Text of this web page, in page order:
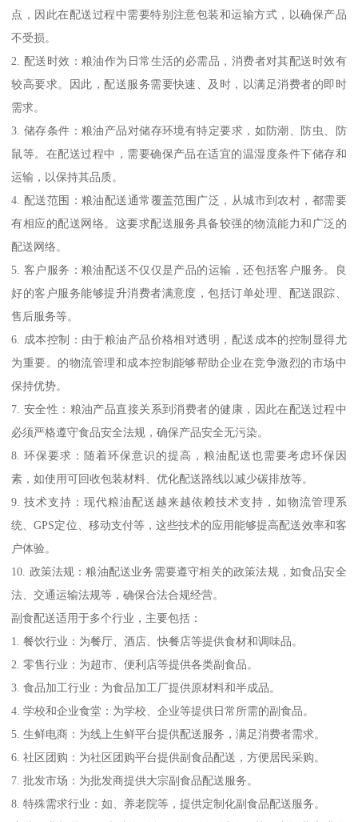
点，因此在配送过程中需要特别注意包装和运输方式，以确保产品
不受损。
2. 配送时效：粮油作为日常生活的必需品，消费者对其配送时效有
较高要求。因此，配送服务需要快速、及时，以满足消费者的即时
需求。
3. 储存条件：粮油产品对储存环境有特定要求，如防潮、防虫、防
鼠等。在配送过程中，需要确保产品在适宜的温湿度条件下储存和
运输，以保持其品质。
4. 配送范围：粮油配送通常覆盖范围广泛，从城市到农村，都需要
有相应的配送网络。这要求配送服务具备较强的物流能力和广泛的
配送网络。
5. 客户服务：粮油配送不仅仅是产品的运输，还包括客户服务。良
好的客户服务能够提升消费者满意度，包括订单处理、配送跟踪、
售后服务等。
6. 成本控制：由于粮油产品价格相对透明，配送成本的控制显得尤
为重要。的物流管理和成本控制能够帮助企业在竞争激烈的市场中
保持优势。
7. 安全性：粮油产品直接关系到消费者的健康，因此在配送过程中
必须严格遵守食品安全法规，确保产品安全无污染。
8. 环保要求：随着环保意识的提高，粮油配送也需要考虑环保因
素，如使用可回收包装材料、优化配送路线以减少碳排放等。
9. 技术支持：现代粮油配送越来越依赖技术支持，如物流管理系
统、GPS定位、移动支付等，这些技术的应用能够提高配送效率和客
户体验。
10. 政策法规：粮油配送业务需要遵守相关的政策法规，如食品安全
法、交通运输法规等，确保合法合规经营。
副食配送适用于多个行业，主要包括：
1. 餐饮行业：为餐厅、酒店、快餐店等提供食材和调味品。
2. 零售行业：为超市、便利店等提供各类副食品。
3. 食品加工行业：为食品加工厂提供原材料和半成品。
4. 学校和企业食堂：为学校、企业等提供日常所需的副食品。
5. 生鲜电商：为线上生鲜平台提供配送服务，满足消费者需求。
6. 社区团购：为社区团购平台提供副食品配送，方便居民采购。
7. 批发市场：为批发商提供大宗副食品配送服务。
8. 特殊需求行业：如、养老院等，提供定制化副食品配送服务。